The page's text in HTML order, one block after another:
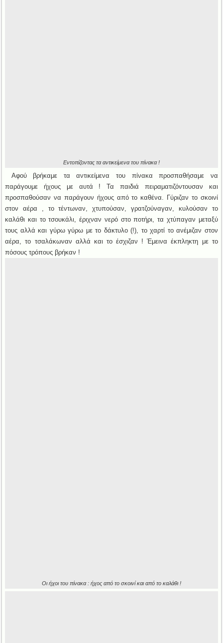
Εντοπίζοντας τα αντικείμενα του πίνακα !
Αφού βρήκαμε τα αντικείμενα του πίνακα προσπαθήσαμε να
παράγουμε ήχους με αυτά ! Τα παιδιά πειραματιζόντουσαν και
προσπαθούσαν να παράγουν ήχους από το καθένα. Γύριζαν το σκοινί
στον αέρα , το τέντωναν, χτυπούσαν, γρατζούναγαν, κυλούσαν το
καλάθι και το τσουκάλι, έριχναν νερό στο ποτήρι, τα χτύπαγαν μεταξύ
τους αλλά και γύρω γύρω με το δάκτυλο (!), το χαρτί το ανέμιζαν στον
αέρα, το τσαλάκωναν αλλά και το έσχιζαν ! Έμεινα έκπληκτη με το
πόσους τρόπους βρήκαν !
Οι ήχοι του πίνακα : ήχος από το σκοινί και από το καλάθι !